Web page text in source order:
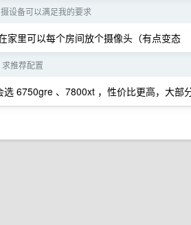
设备可以满足我的要求
家里可以每个房间放个摄像头（有点变态
推荐配置
6750gre 、7800xt ，性价比更高，大部